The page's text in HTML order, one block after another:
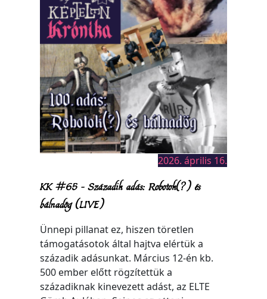
2026. április 16.
KK #65 – Századik adás: Robotok(?) és
bálnadög (LIVE)
Ünnepi pillanat ez, hiszen töretlen
támogatásotok által hajtva elértük a
századik adásunkat. Március 12-én kb.
500 ember előtt rögzítettük a
századiknak kinevezett adást, az ELTE